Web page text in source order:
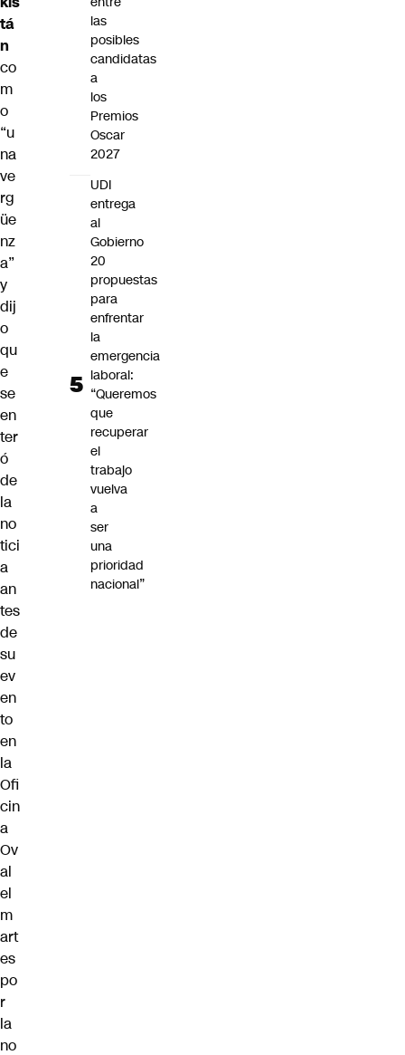
tá
n
co
m
o
“u
na
ve
rg
üe
nz
a”
y
dij
o
qu
e
se
en
ter
ó
de
la
no
tici
a
an
tes
de
su
ev
en
to
en
la
Ofi
cin
a
Ov
al
el
m
art
es
po
r
la
no
las
posibles
candidatas
a
los
Premios
Oscar
2027
UDI
entrega
al
Gobierno
20
propuestas
para
enfrentar
la
emergencia
laboral:
“Queremos
que
recuperar
el
trabajo
vuelva
a
ser
una
prioridad
nacional”